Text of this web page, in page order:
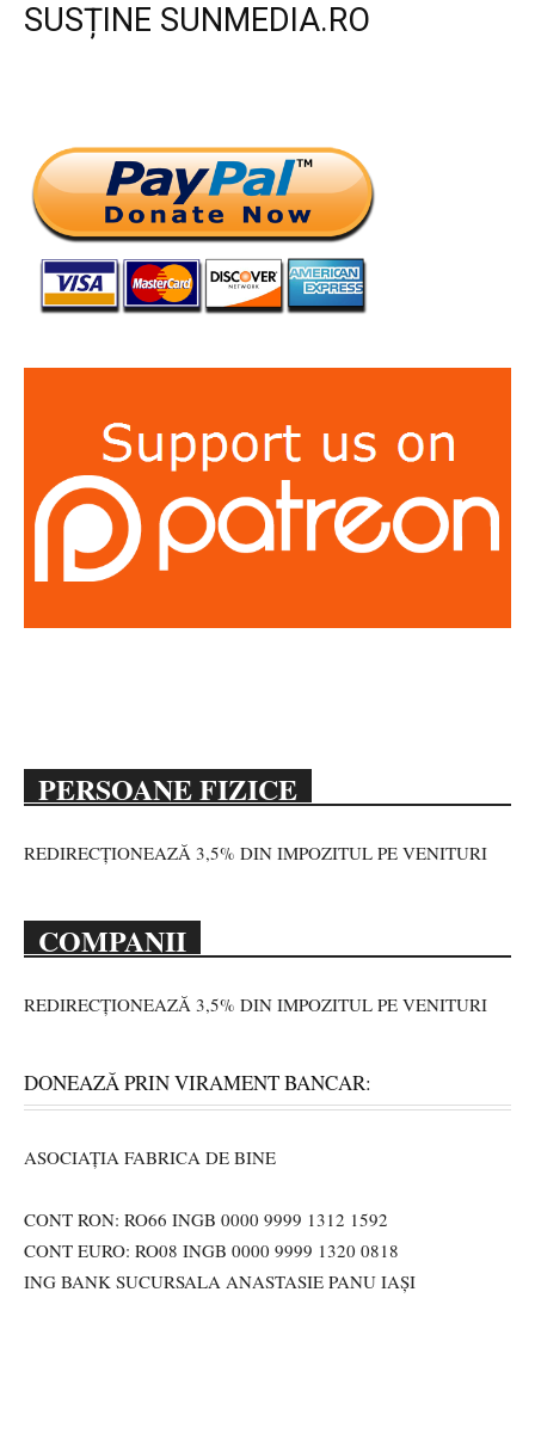
SUSȚINE SUNMEDIA.RO
PERSOANE FIZICE
REDIRECȚIONEAZĂ 3,5% DIN IMPOZITUL PE VENITURI
COMPANII
REDIRECȚIONEAZĂ 3,5% DIN IMPOZITUL PE VENITURI
DONEAZĂ PRIN VIRAMENT BANCAR:
ASOCIAȚIA FABRICA DE BINE
CONT RON: RO66 INGB 0000 9999 1312 1592
CONT EURO: RO08 INGB 0000 9999 1320 0818
ING BANK SUCURSALA ANASTASIE PANU IAȘI